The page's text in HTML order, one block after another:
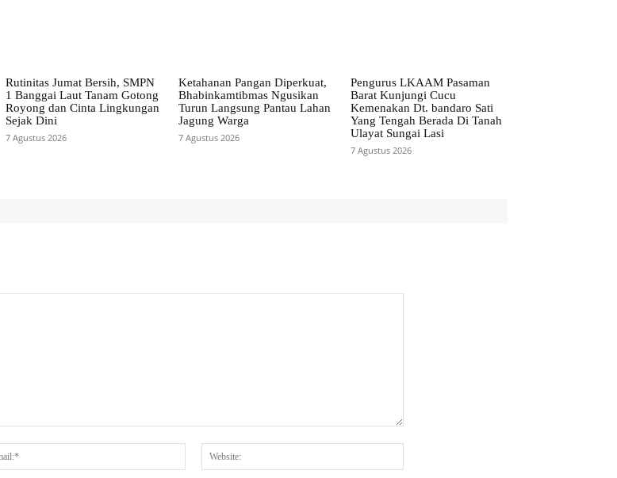
Rutinitas Jumat Bersih, SMPN
1 Banggai Laut Tanam Gotong
Royong dan Cinta Lingkungan
Sejak Dini
7 Agustus 2026
Ketahanan Pangan Diperkuat,
Bhabinkamtibmas Ngusikan
Turun Langsung Pantau Lahan
Jagung Warga
7 Agustus 2026
Pengurus LKAAM Pasaman
Barat Kunjungi Cucu
Kemenakan Dt. bandaro Sati
Yang Tengah Berada Di Tanah
Ulayat Sungai Lasi
7 Agustus 2026
Email:*